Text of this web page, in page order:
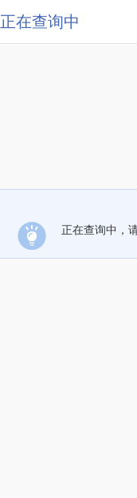
正在查询中
正在查询中，